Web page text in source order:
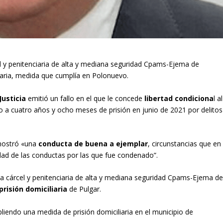
penitenciaria de alta y mediana seguridad Cpams-Ejema de
medida que cumplía en Polonuevo.
emitió un fallo en el que le concede libertad condicional al
a cuatro años y ocho meses de prisión en junio de 2021 por delitos
«una conducta de buena a ejemplar, circunstancias que en
de las conductas por las que fue condenado”.
y penitenciaria de alta y mediana seguridad Cpams-Ejema de
domiciliaria de Pulgar.
una medida de prisión domiciliaria en el municipio de